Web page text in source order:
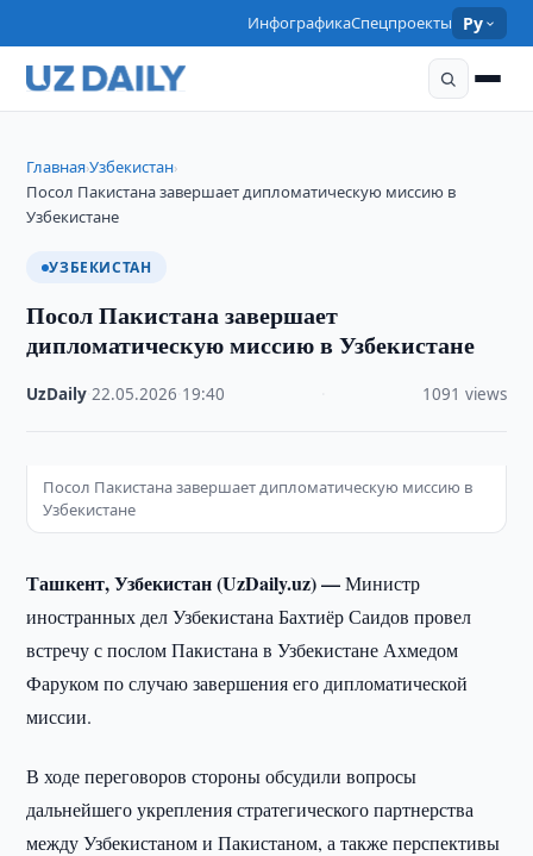
ИнфографикаСпецпроекты Ру
Главная›Узбекистан›
Посол Пакистана завершает дипломатическую миссию в
Узбекистане
УЗБЕКИСТАН
Посол Пакистана завершает
дипломатическую миссию в Узбекистане
UzDaily ·22.05.2026 19:40 1091 views
Посол Пакистана завершает дипломатическую миссию в
Узбекистане
Ташкент, Узбекистан (UzDaily.uz) —Министр
иностранных дел Узбекистана Бахтиёр Саидов провел
встречу с послом Пакистана в Узбекистане Ахмедом
Фаруком по случаю завершения его дипломатической
миссии.
В ходе переговоров стороны обсудили вопросы
дальнейшего укрепления стратегического партнерства
между Узбекистаном и Пакистаном, а также перспективы